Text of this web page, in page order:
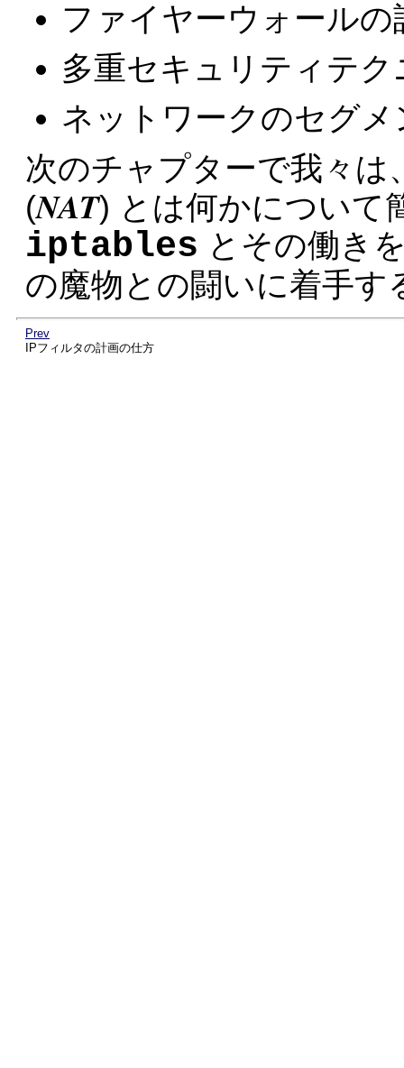
ファイヤーウォールの
多重セキュリティテク
ネットワークのセグメ
次のチャプターで我々は
(NAT) とは何かについて
iptables とその働き
の魔物との闘いに着手す
Prev
IPフィルタの計画の仕方